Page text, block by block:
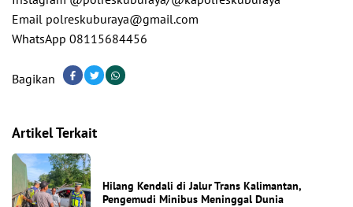
Email polreskuburaya@gmail.com
WhatsApp 08115684456
Bagikan
Artikel Terkait
Hilang Kendali di Jalur Trans Kalimantan,
Pengemudi Minibus Meninggal Dunia